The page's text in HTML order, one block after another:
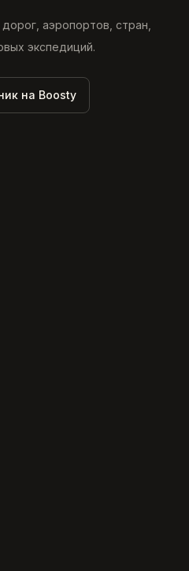
аэропортов, стран,
экспедиций.
на Boosty